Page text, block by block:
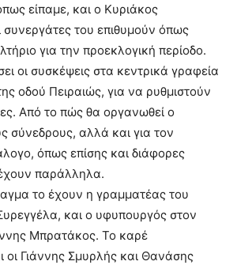
είπαμε, και ο Κυριάκος
συνεργάτες του επιθυμούν όπως
για την προεκλογική περίοδο.
οι συσκέψεις στα κεντρικά γραφεία
οδού Πειραιώς, για να ρυθμιστούν
Από το πώς θα οργανωθεί ο
σύνεδρους, αλλά και για τον
όπως επίσης και διάφορες
παράλληλα.
το έχουν η γραμματέας του
και ο υφυπουργός στον
Μπρατάκος. Το καρέ
Γιάννης Σμυρλής και Θανάσης